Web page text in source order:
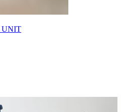
UNIT